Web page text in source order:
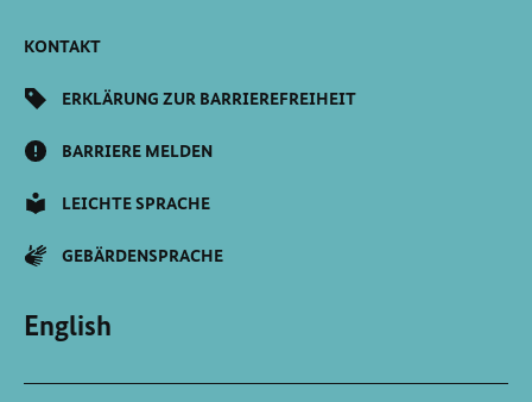
KONTAKT
ERKLÄRUNG ZUR BARRIEREFREIHEIT
BARRIERE MELDEN
LEICHTE SPRACHE
GEBÄRDENSPRACHE
English